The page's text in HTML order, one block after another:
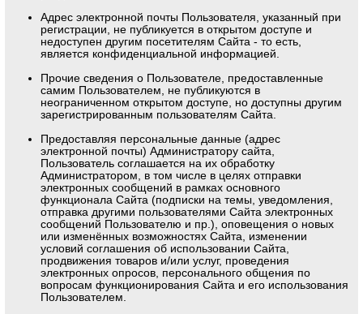
Адрес электронной почты Пользователя, указанный при
регистрации, не публикуется в открытом доступе и
недоступен другим посетителям Сайта - то есть,
является конфиденциальной информацией.
Прочие сведения о Пользователе, предоставленные
самим Пользователем, не публикуются в
неограниченном открытом доступе, но доступны другим
зарегистрированным пользователям Сайта.
Предоставляя персональные данные (адрес
электронной почты) Администратору сайта,
Пользователь соглашается на их обработку
Администратором, в том числе в целях отправки
электронных сообщений в рамках основного
функционала Сайта (подписки на темы, уведомления,
отправка другими пользователями Сайта электронных
сообщений Пользователю и пр.), оповещения о новых
или изменённых возможностях Сайта, изменении
условий соглашения об использовании Сайта,
продвижения товаров и/или услуг, проведения
электронных опросов, персонального общения по
вопросам функционирования Сайта и его использования
Пользователем.